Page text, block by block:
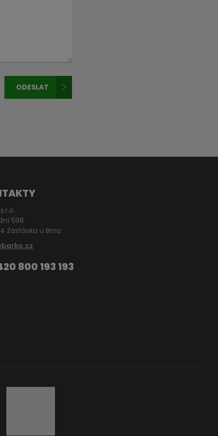
ODESLAT
598
Zastávka u Brna
800 193 193